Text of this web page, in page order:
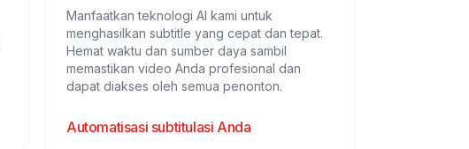
Manfaatkan teknologi AI kami untuk
menghasilkan subtitle yang cepat dan tepat.
Hemat waktu dan sumber daya sambil
memastikan video Anda profesional dan
dapat diakses oleh semua penonton.
Automatisasi subtitulasi Anda